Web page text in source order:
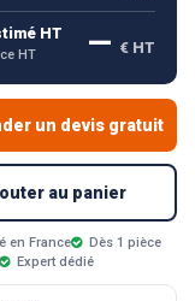
HT
HT — € HT
un devis gratuit
au panier
en France
Dès 1 pièce
Expert dédié